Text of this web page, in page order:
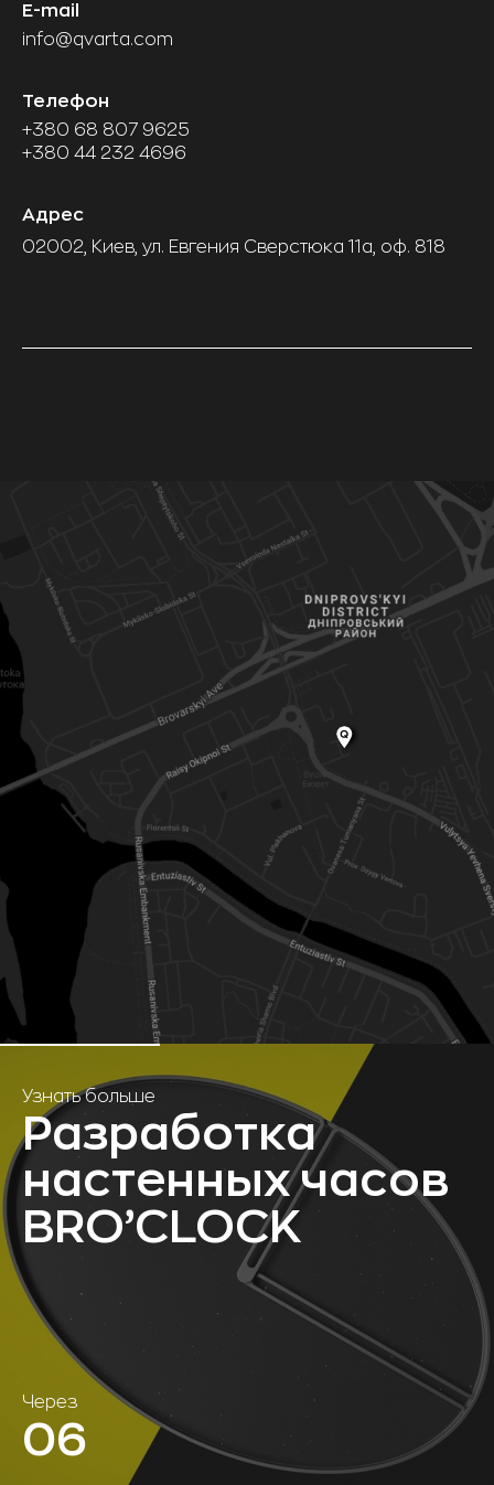
E-mail
info@qvarta.com
Телефон
+380 68 807 9625
+380 44 232 4696
Адрес
02002, Киев, ул. Евгения Сверстюка 11а, оф. 818
Узнать больше
Разработка
настенных часов
BRO’CLOCK
Через
04